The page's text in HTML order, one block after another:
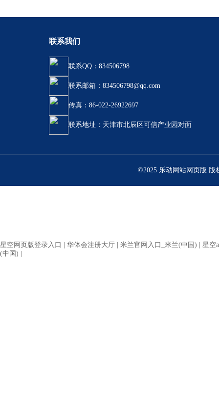
联系我们
联系QQ：834506798
联系邮箱：834506798@qq.com
传真：86-022-26922697
联系地址：天津市北辰区可信产业园对面
©2025 乐动网站网页版 版
星空网页版登录入口 华体会注册大厅 米兰官网入口_米兰(中国)
星空
(中国)